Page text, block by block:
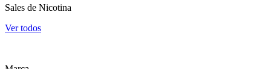
Sales de Nicotina
Ver todos